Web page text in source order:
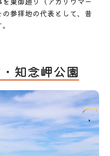
参拝地の代表として、昔
知念岬公園